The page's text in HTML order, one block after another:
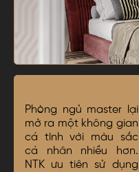
Phòng ngủ master lại
mở ra một không gian
cá tính với màu sắc
cá nhân nhiều hơn.
NTK ưu tiên sử dụng